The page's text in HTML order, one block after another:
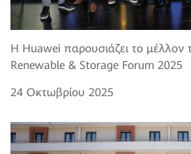
Η Huawei παρουσιάζει το μέλλον
Renewable & Storage Forum 2025
24 Οκτωβρίου 2025